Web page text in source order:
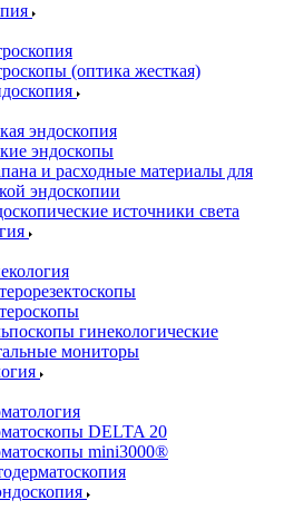
(оптика жесткая)
эндоскопия
эндоскопы
и расходные материалы для
эндоскопии
источники света
гинекологические
мониторы
DELTA 20
mini3000®